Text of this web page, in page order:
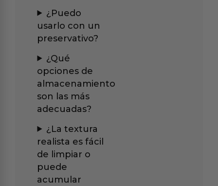
¿Puedo
usarlo con un
preservativo?
¿Qué
opciones de
almacenamiento
son las más
adecuadas?
¿La textura
realista es fácil
de limpiar o
puede
acumular